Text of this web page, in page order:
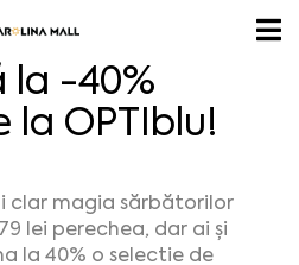
la -40%
la OPTIblu!
clar magia sărbătorilor
lei perechea, dar ai și
la 40% o selectie de